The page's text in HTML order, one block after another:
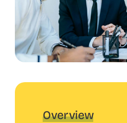
Overview